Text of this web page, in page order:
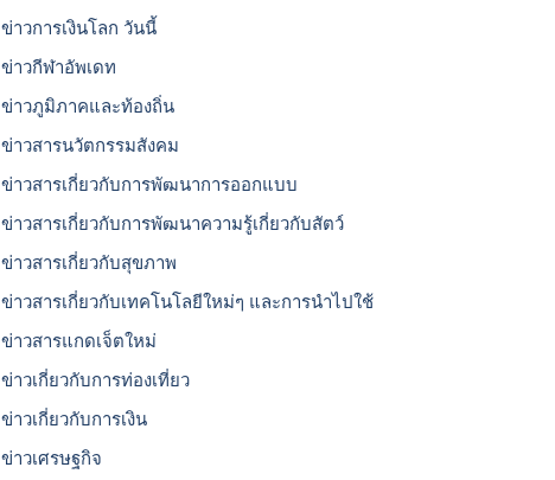
ข่าวการเงินโลก วันนี้
ข่าวกีฬาอัพเดท
ข่าวภูมิภาคและท้องถิ่น
ข่าวสารนวัตกรรมสังคม
ข่าวสารเกี่ยวกับการพัฒนาการออกแบบ
ข่าวสารเกี่ยวกับการพัฒนาความรู้เกี่ยวกับสัตว์
ข่าวสารเกี่ยวกับสุขภาพ
ข่าวสารเกี่ยวกับเทคโนโลยีใหม่ๆ และการนำไปใช้
ข่าวสารแกดเจ็ตใหม่
ข่าวเกี่ยวกับการท่องเที่ยว
ข่าวเกี่ยวกับการเงิน
ข่าวเศรษฐกิจ